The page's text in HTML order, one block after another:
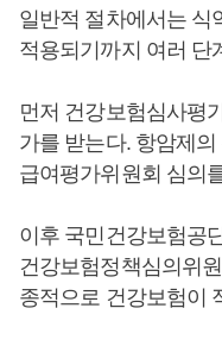
일반적 절차에서는 식
적용되기까지 여러 단
먼저 건강보험심사평
가를 받는다. 항암제
급여평가위원회 심의
이후 국민건강보험공
건강보험정책심의위
종적으로 건강보험이